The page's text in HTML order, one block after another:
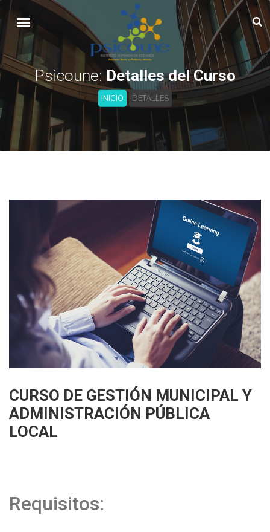
Psicoune:Detalles del Curso
INICIO DETALLES
CURSO DE GESTIÓN MUNICIPAL Y
ADMINISTRACIÓN PÚBLICA
LOCAL
Requisitos: